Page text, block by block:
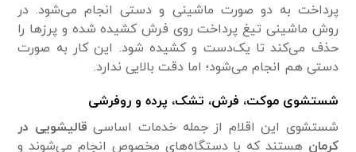
پرداخت به دو صورت ماشینی و دستی انجام می‌شود. در
روش ماشینی تیغ پرداخت روی فرش کشیده شده و پرزها را
حذف می‌کند تا یک‌دست و کشیده شود. این کار به صورت
دستی هم انجام می‌شود؛ اما دقت بالایی ندارد.
شستشوی موکت، فرش، تشک، پرده و روفرشی
شستشوی این اقلام از جمله خدمات اساسی قالیشویی در
کرمان هستند که با دستگاه‌های مخصوص انجام می‌شوند و